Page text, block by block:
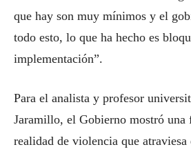
que hay son muy mínimos y el
todo esto, lo que ha hecho es
implementación”.
Para el analista y profesor
Jaramillo, el Gobierno mostró una
realidad de violencia que atraviesa